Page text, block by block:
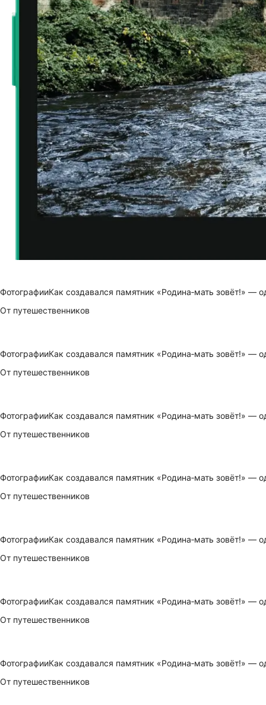
ФотографииКак создавался памятник «Родина‑мать зовёт!» —
От путешественников
ФотографииКак создавался памятник «Родина‑мать зовёт!» —
От путешественников
ФотографииКак создавался памятник «Родина‑мать зовёт!» —
От путешественников
ФотографииКак создавался памятник «Родина‑мать зовёт!» —
От путешественников
ФотографииКак создавался памятник «Родина‑мать зовёт!» —
От путешественников
ФотографииКак создавался памятник «Родина‑мать зовёт!» —
От путешественников
ФотографииКак создавался памятник «Родина‑мать зовёт!» —
От путешественников